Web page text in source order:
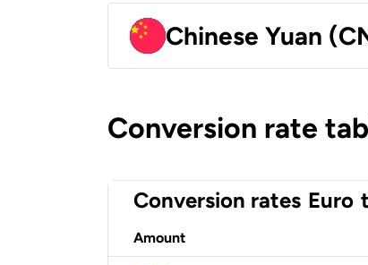
Chinese Yuan
Conversion rate
Conversion rates Euro
Amount